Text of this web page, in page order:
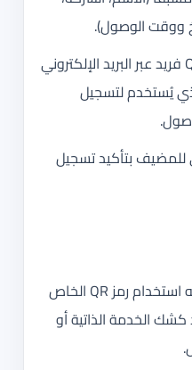
ووقت الوصول).
يحصل الزائر على رمز QR فريد عبر البريد الإلكتروني
يُستخدم لتسجيل
للمضيف بتأكيد تسجيل
عند وصول الزائر، يمكنه استخدام رمز QR الخاص
الخدمة الذاتية أو